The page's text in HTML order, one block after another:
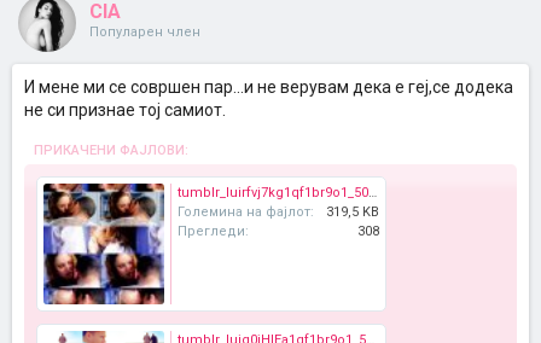
CIA
Популарен член
И мене ми се совршен пар...и не верувам дека е геј,се додека
не си признае тој самиот.
ПРИКАЧЕНИ ФАЈЛОВИ:
tumblr_luirfvj7kg1qf1br9o1_500_large.jpg
Големина на фајлот:
319,5 KB
Прегледи:
308